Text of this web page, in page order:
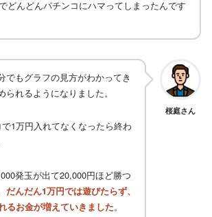
どんどんパチンコにハマってしまったんです
でもグラフの見方がわかってき
れるようになりました。
1万円入れてなくなったら終わ
発玉が出て20,000円ほど勝つ
だんだん1万円では遊びたらず、
るお金が増えていきました。
桜庭さん